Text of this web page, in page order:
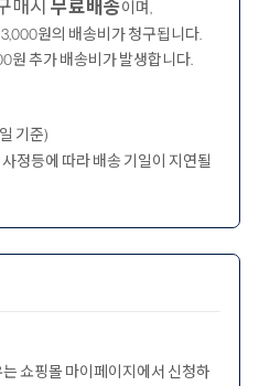
매시 무료배송이며,
원의 배송비가 청구됩니다.
원 추가 배송비가 발생합니다.
기준)
정등에 따라 배송 기일이 지연될
쇼핑몰 마이페이지에서 신청하